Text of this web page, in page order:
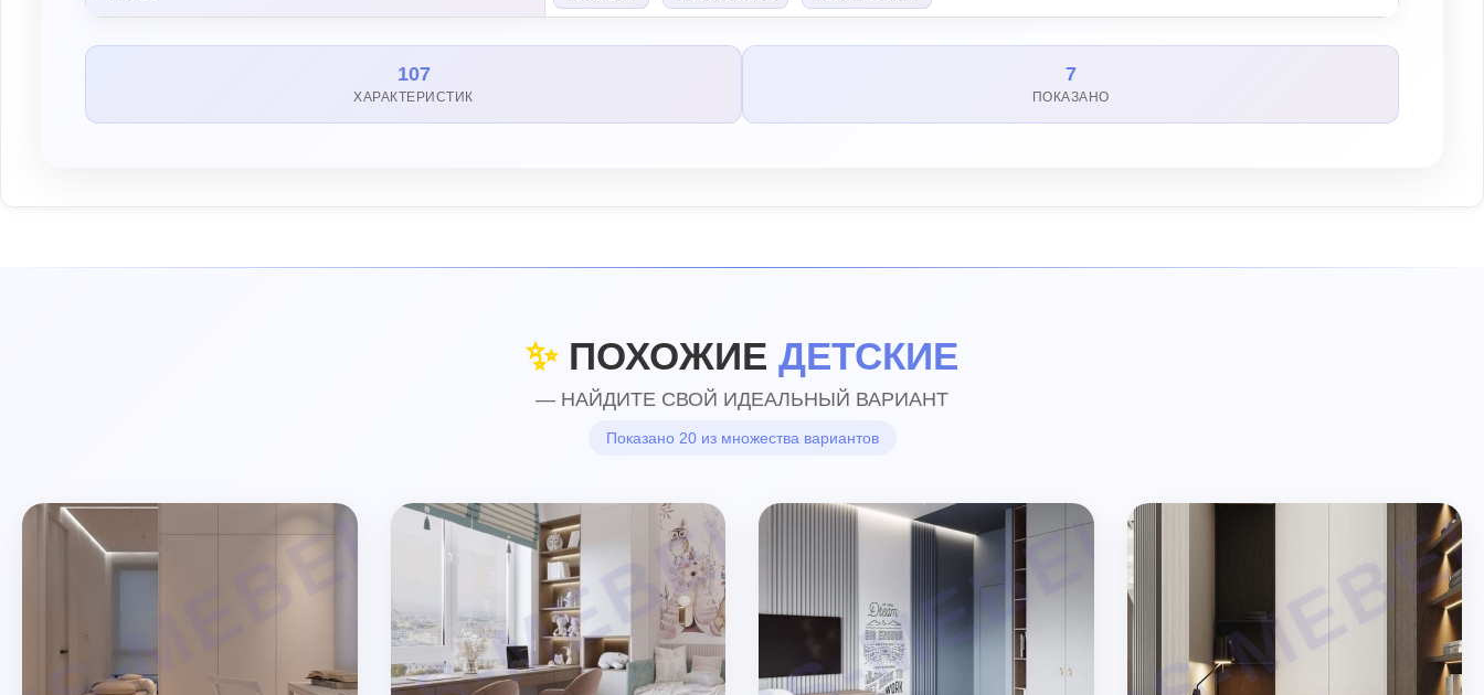
107
ХАРАКТЕРИСТИК
7
ПОКАЗАНО
✨ ПОХОЖИЕ ДЕТСКИЕ
— НАЙДИТЕ СВОЙ ИДЕАЛЬНЫЙ ВАРИАНТ
Показано 20 из множества вариантов